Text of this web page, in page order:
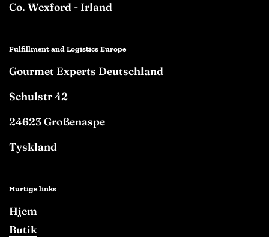
Co. Wexford - Irland
Fulfillment and Logistics Europe
Gourmet Experts Deutschland
Schulstr 42
24623 Großenaspe
Tyskland
Hurtige links
Hjem
Butik